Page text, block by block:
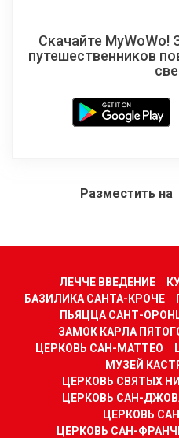
Скачайте
путешественников
Разместить на
ЛЕЧЧЕ ВВЕДЕНИЕ
БАЗИЛИКА САНТА-КРОЧЕ
ПЬЯЦЦА САНТ-
ЗАМОК КАРЛА
ЦЕРКОВЬ САН-МАТТЕО
МУЗЕЙ
ЦЕРКОВЬ СВЯТЫХ
ЦЕРКОВЬ САН-
ЦЕРКОВЬ
ЦЕРКОВЬ САН-